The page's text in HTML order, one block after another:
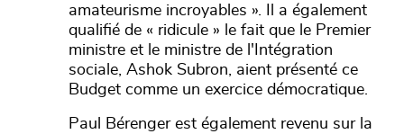
amateurisme incroyables ». Il a également
qualifié de « ridicule » le fait que le Premier
ministre et le ministre de l'Intégration
sociale, Ashok Subron, aient présenté ce
Budget comme un exercice démocratique.
Paul Bérenger est également revenu sur la